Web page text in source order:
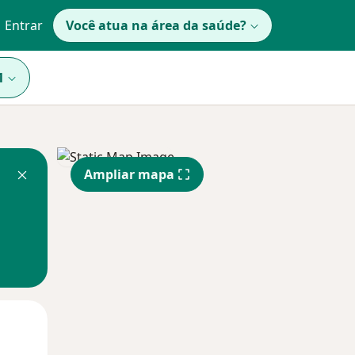
Entrar Você atua na área da saúde?
Ampliar mapa